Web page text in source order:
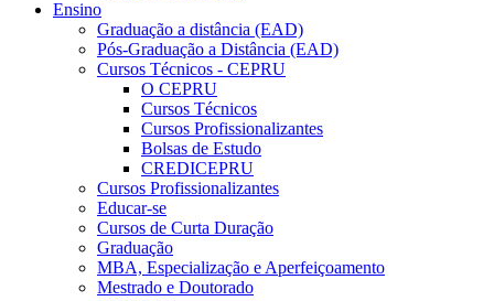
Ensino
Graduação a distância (EAD)
Pós-Graduação a Distância (EAD)
Cursos Técnicos - CEPRU
O CEPRU
Cursos Técnicos
Cursos Profissionalizantes
Bolsas de Estudo
CREDICEPRU
Cursos Profissionalizantes
Educar-se
Cursos de Curta Duração
Graduação
MBA, Especialização e Aperfeiçoamento
Mestrado e Doutorado